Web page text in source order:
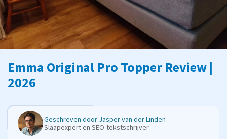
Emma Original Pro Topper Review |
2026
Geschreven door Jasper van der Linden
Slaapexpert en SEO-tekstschrijver